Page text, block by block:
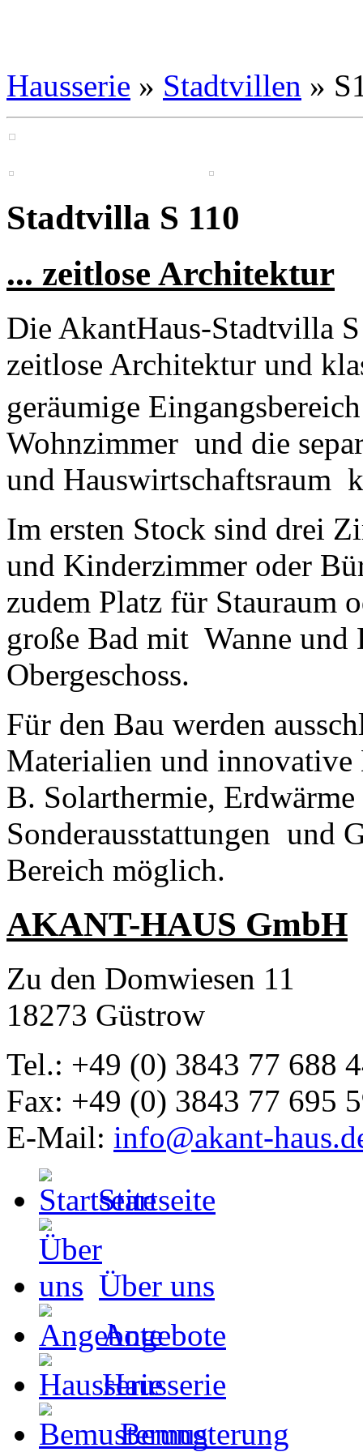
Hausserie » Stadtvillen »
Stadtvilla S 110
... zeitlose Architektur
Die AkantHaus-Stadtvilla
zeitlose Architektur und
geräumige
Wohnzimmer und die
und Hauswirtschaftsraum
Im ersten Stock sind drei
und Kinderzimmer oder
zudem Platz für Stauraum
große Bad mit Wanne und
Obergeschoss.
Für den Bau werden
Materialien und
B. Solarthermie,
Sonderausstattungen und
Bereich möglich.
AKANT-HAUS GmbH
Zu den Domwiesen 11
18273 Güstrow
Tel.: +49 (0) 3843 77 688
Fax: +49 (0) 3843 77 695
E-Mail: info@akant-
Startseite
Über uns
Angebote
Hausserie
Bemusterung